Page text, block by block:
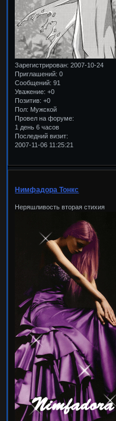
Зарегистрирован: 2007-10-24
Приглашений: 0
Сообщений: 91
Уважение: +0
Позитив: +0
Пол: Мужской
Провел на форуме:
1 день 6 часов
Последний визит:
2007-11-06 11:25:21
Нимфадора Тонкс
Неряшливость вторая стихия